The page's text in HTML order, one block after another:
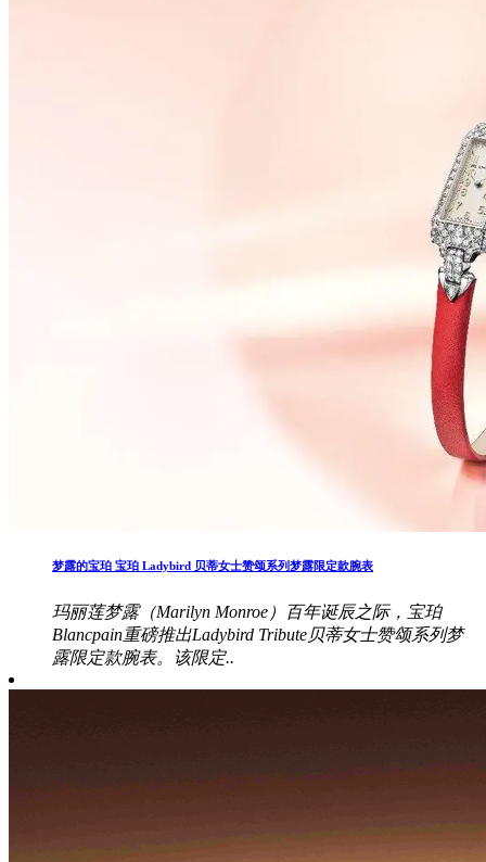
梦露的宝珀 宝珀 Ladybird 贝蒂女士赞颂系列梦露限定款腕表
玛丽莲梦露（Marilyn Monroe）百年诞辰之际，宝珀
Blancpain重磅推出Ladybird Tribute贝蒂女士赞颂系列梦
露限定款腕表。该限定..